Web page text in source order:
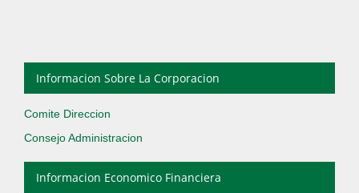
Informacion Sobre La Corporacion
Comite Direccion
Consejo Administracion
Informacion Economico Financiera